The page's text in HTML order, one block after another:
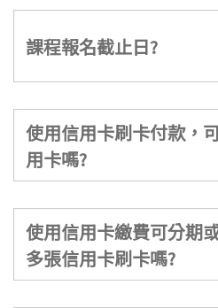
課程報名截止日?
使用信用卡刷卡付款，
用卡嗎?
使用信用卡繳費可分期
多張信用卡刷卡嗎?